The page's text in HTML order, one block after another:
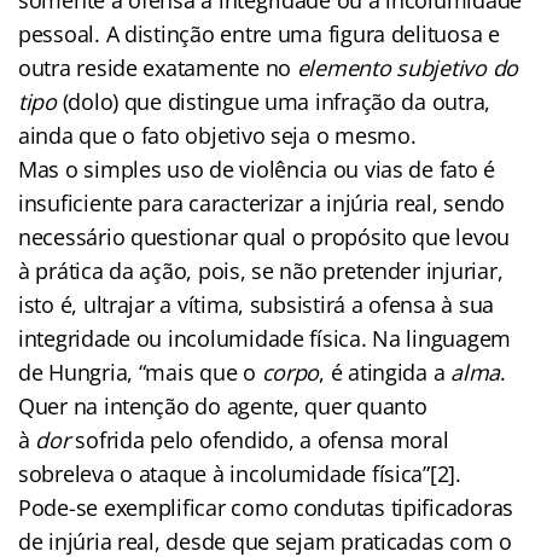
pessoal. A distinção entre uma figura delituosa e
outra reside exatamente no elemento subjetivo do
tipo(dolo) que distingue uma infração da outra,
ainda que o fato objetivo seja o mesmo.
Mas o simples uso de violência ou vias de fato é
insuficiente para caracterizar a injúria real, sendo
necessário questionar qual o propósito que levou
à prática da ação, pois, se não pretender injuriar,
isto é, ultrajar a vítima, subsistirá a ofensa à sua
integridade ou incolumidade física. Na linguagem
de Hungria, “mais que o corpo, é atingida a alma.
Quer na intenção do agente, quer quanto
à dorsofrida pelo ofendido, a ofensa moral
sobreleva o ataque à incolumidade física”[2].
Pode-se exemplificar como condutas tipificadoras
de injúria real, desde que sejam praticadas com o